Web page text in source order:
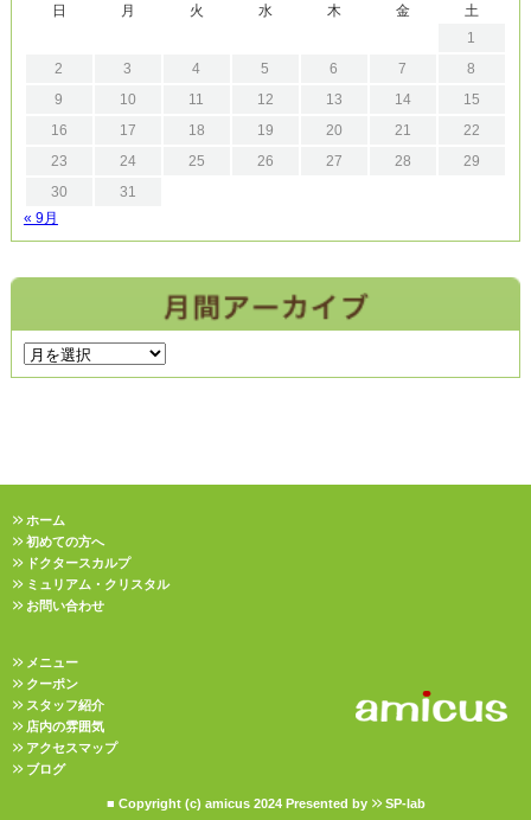
日 月 火 水 木 金
土
1
2
3 4 5 6 7
8
9
10 11 12 13 14
15
16
17 18 19 20 21
22
23
24 25 26 27 28
29
30
31
« 9月
ホーム
初めての方へ
ドクタースカルプ
ミュリアム・クリスタル
お問い合わせ
メニュー
クーポン
スタッフ紹介
店内の雰囲気
アクセスマップ
ブログ
■ Copyright (c) amicus 2024 Presented by SP-lab